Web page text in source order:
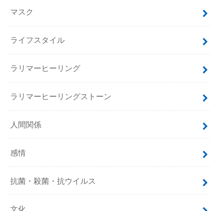
マスク
ライフスタイル
ラリマーヒーリング
ラリマーヒーリングストーン
人間関係
感情
抗菌・殺菌・抗ウイルス
文化